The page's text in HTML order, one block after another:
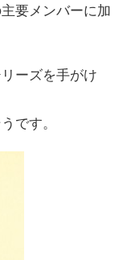
要メンバーに加
ーズを手がけ
です。